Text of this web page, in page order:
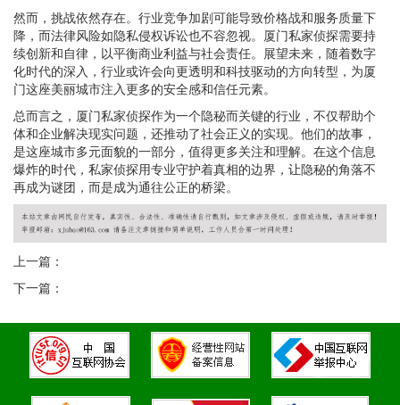
然而，挑战依然存在。行业竞争加剧可能导致价格战和服务质量下
降，而法律风险如隐私侵权诉讼也不容忽视。厦门私家侦探需要持
续创新和自律，以平衡商业利益与社会责任。展望未来，随着数字
化时代的深入，行业或许会向更透明和科技驱动的方向转型，为厦
门这座美丽城市注入更多的安全感和信任元素。
总而言之，厦门私家侦探作为一个隐秘而关键的行业，不仅帮助个
体和企业解决现实问题，还推动了社会正义的实现。他们的故事，
是这座城市多元面貌的一部分，值得更多关注和理解。在这个信息
爆炸的时代，私家侦探用专业守护着真相的边界，让隐秘的角落不
再成为谜团，而是成为通往公正的桥梁。
上一篇：
下一篇：